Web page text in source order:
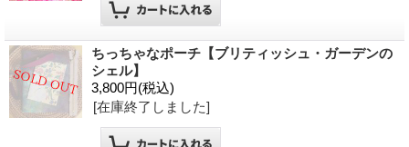
ちっちゃなポーチ【ブリティッシュ・ガーデンの
シェル】
3,800円(税込)
[在庫終了しました]